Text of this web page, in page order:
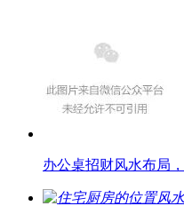
办公桌招财风水布局